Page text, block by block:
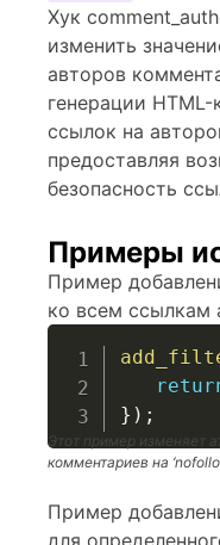
Хук
изменить
авторов
генерации
ссылок на
предоставляя
безопасность
Примеры
Пример
ко всем ссылкам
} ) ;
Этот пример изменяет
комментариев на
Пример
для